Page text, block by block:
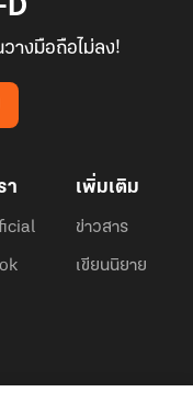
างมือถือไม่ลง!
า เพิ่มเติม
ข่าวสาร
เขียนนิยาย